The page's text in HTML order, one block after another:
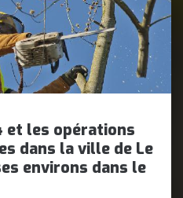
et les opérations
dans la ville de Le
environs dans le